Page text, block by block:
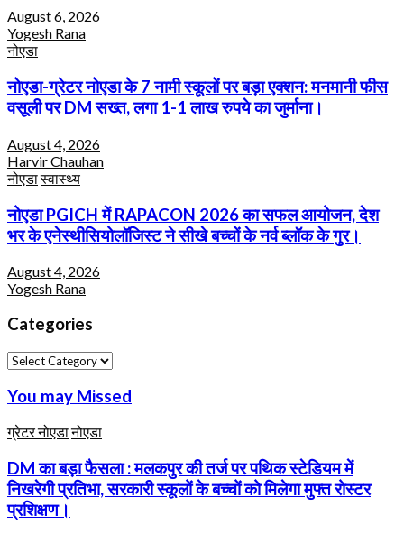
August 6, 2026
Yogesh Rana
नोएडा
नोएडा-ग्रेटर नोएडा के 7 नामी स्कूलों पर बड़ा एक्शन: मनमानी फीस
वसूली पर DM सख्त, लगा 1-1 लाख रुपये का जुर्माना।
August 4, 2026
Harvir Chauhan
नोएडास्वास्थ्य
नोएडा PGICH में RAPACON 2026 का सफल आयोजन, देश
भर के एनेस्थीसियोलॉजिस्ट ने सीखे बच्चों के नर्व ब्लॉक के गुर।
August 4, 2026
Yogesh Rana
Categories
Categories
You may Missed
ग्रेटर नोएडानोएडा
DM का बड़ा फैसला : मलकपुर की तर्ज पर पथिक स्टेडियम में
निखरेगी प्रतिभा, सरकारी स्कूलों के बच्चों को मिलेगा मुफ्त रोस्टर
प्रशिक्षण।